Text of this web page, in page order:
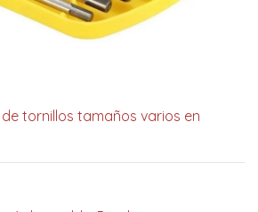
tornillos tamaños varios en